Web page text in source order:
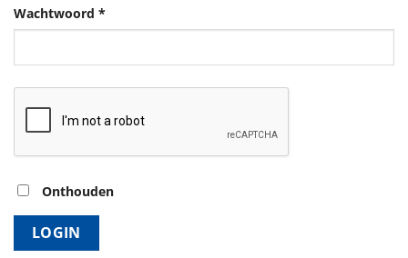
Wachtwoord *
Onthouden
LOGIN